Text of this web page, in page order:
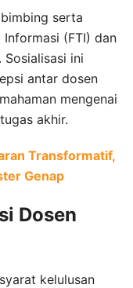
serta
(FTI) dan
Sosialisasi ini
antar dosen
mengenai
akhir.
Transformatif,
Genap
Dosen
kelulusan